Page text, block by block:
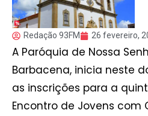
Redação 93FM 26 fevereiro,
A Paróquia de Nossa
Barbacena, inicia neste
as inscrições para a
Encontro de Jovens com